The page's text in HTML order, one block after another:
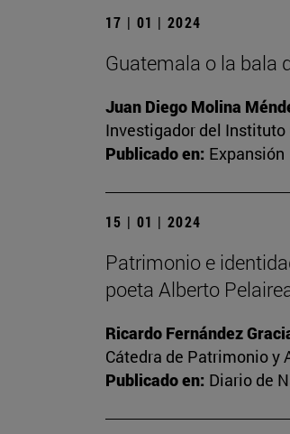
17 | 01 | 2024
Guatemala o la bala
Juan Diego Molina
Investigador del Instituto
Publicado en: Expansión
15 | 01 | 2024
Patrimonio e
poeta Alberto
Ricardo Fernández
Cátedra de Patrimonio y
Publicado en: Diario de